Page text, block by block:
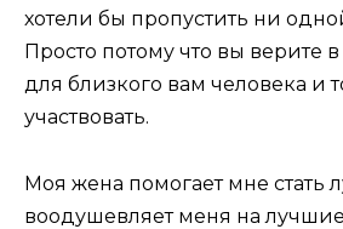
хотели бы пропустить ни
Просто потому что вы верите
для близкого вам человека и
участвовать.
Моя жена помогает мне стать
воодушевляет меня на